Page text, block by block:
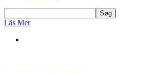
Läs Mer